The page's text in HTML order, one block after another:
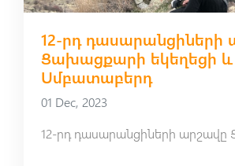
12-րդ դասարանցիների
Ցախացքարի եկեղեցի և
Սմբատաբերդ
01 Dec, 2023